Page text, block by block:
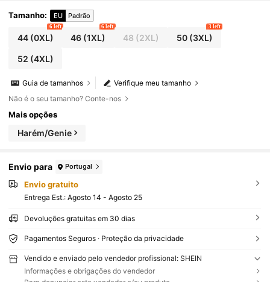
lho.
Tamanho: EU Padrão
44(0XL)
6 left
46 (1XL)
6 left
48 (2XL) 50(3XL)
3 left
52 (4XL)
Verifique meu tamanho
Guia de tamanhos
Não é o seu tamanho? Conte-nos
Mais opções
Harém/Genie
Envio para Portugal
Envio gratuito
Entrega Est.: Agosto 14 - Agosto 25
Devoluções gratuitas em 30 dias
Pagamentos Seguros · Proteção da privacidade
Vendido e enviado pelo vendedor profissional: SHEIN
Informações e obrigações do vendedor